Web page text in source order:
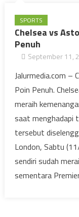
SPORTS
Chelsea vs
Penuh
September 11,
Jalurmedia.com –
Poin Penuh.
meraih
saat menghadapi
tersebut
London, Sabtu
sendiri sudah
sementara